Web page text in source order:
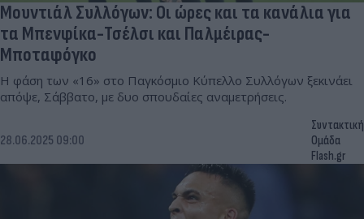
Μουντιάλ Συλλόγων: Οι ώρες και τα κανάλια για
τα Μπενφίκα-Τσέλσι και Παλμέιρας-
Μποταφόγκο
Η φάση των «16» στο Παγκόσμιο Κύπελλο Συλλόγων ξεκινάει
απόψε, Σάββατο, με δυο σπουδαίες αναμετρήσεις.
28.06.2025 09:00
Συντακτική
Ομάδα
Flash.gr